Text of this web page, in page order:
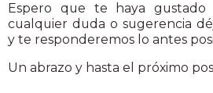
Espero que te haya gustado
cualquier duda o sugerencia
y te responderemos lo antes
Un abrazo y hasta el próximo